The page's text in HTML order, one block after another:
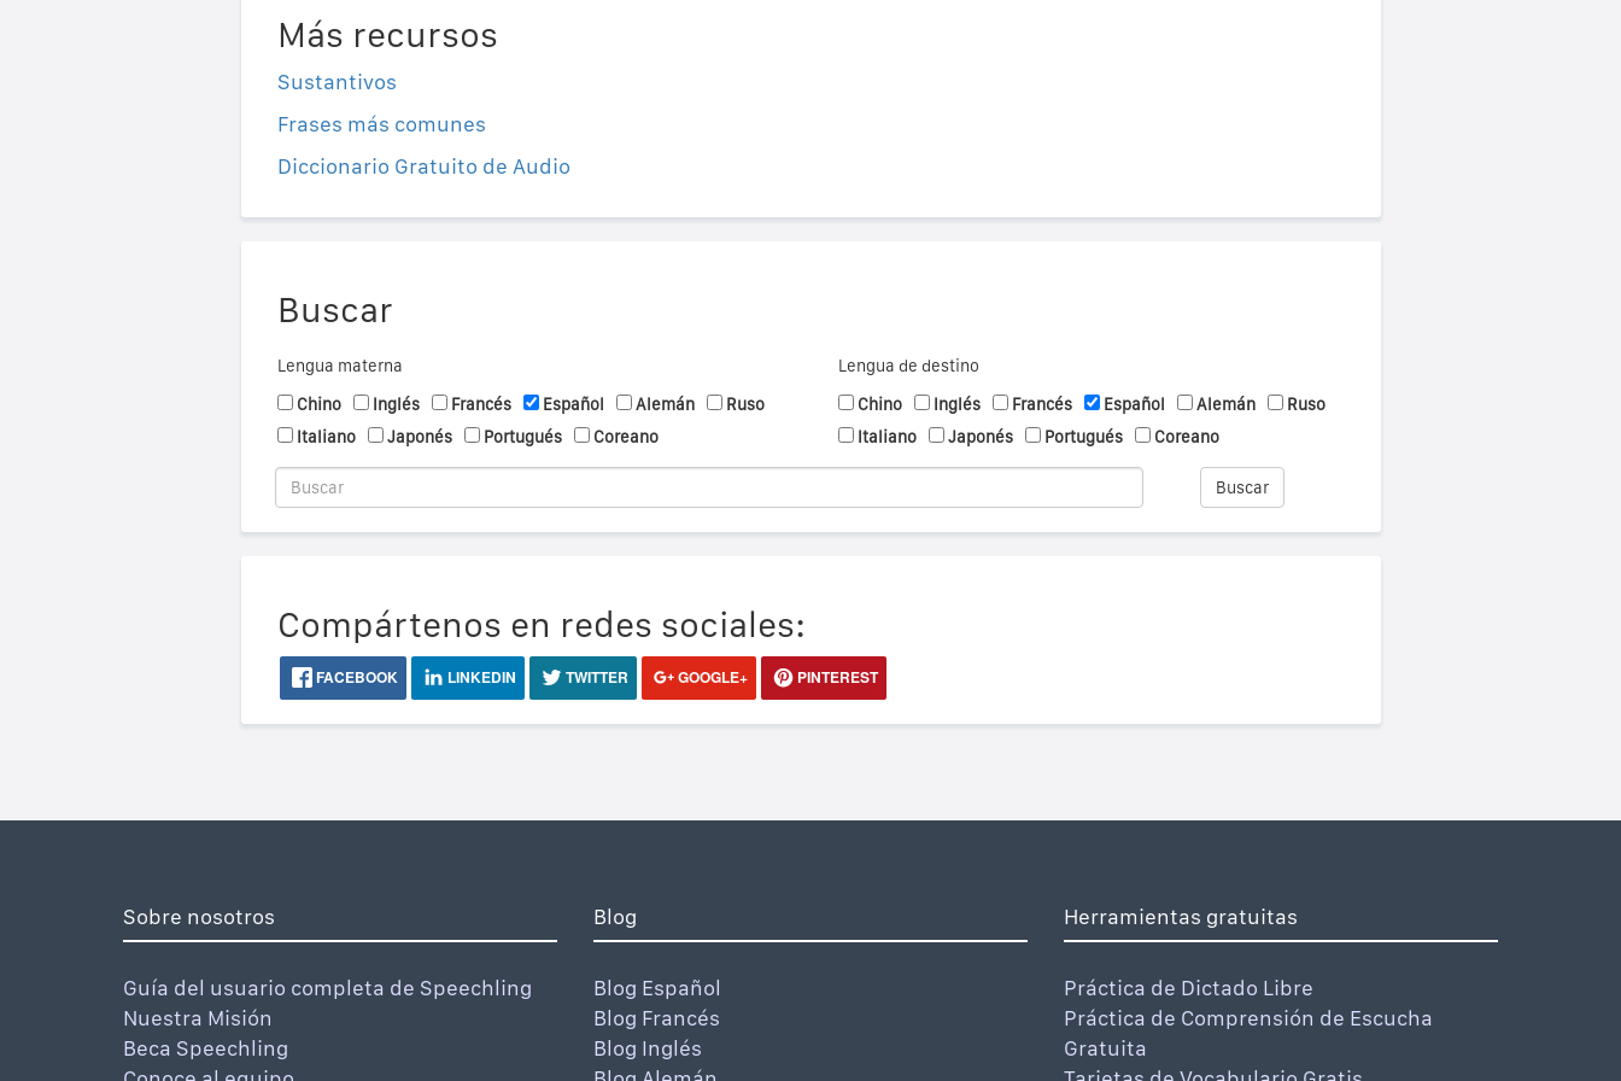
Más recursos
Sustantivos
Frases más comunes
Diccionario Gratuito de Audio
Buscar
Lengua materna
Chino
Inglés Francés Español Alemán
Ruso
Italiano
Japonés Portugués Coreano
Lengua de destino
Chino
Inglés Francés Español Alemán
Ruso
Italiano
Japonés Portugués Coreano
Buscar
Compártenos en redes sociales:
FACEBOOK LINKEDIN TWITTER GOOGLE+ PINTEREST
Sobre nosotros
Guía del usuario completa de Speechling
Nuestra Misión
Beca Speechling
Blog
Blog Español
Blog Francés
Blog Inglés
Herramientas gratuitas
Práctica de Dictado Libre
Práctica de Comprensión de Escucha
Gratuita